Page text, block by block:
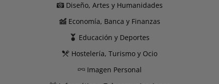
Diseño, Artes y Humanidades
Economía, Banca y Finanzas
Educación y Deportes
Hostelería, Turismo y Ocio
Imagen Personal